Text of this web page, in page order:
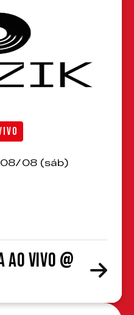
08 (sáb)
ao Vivo @